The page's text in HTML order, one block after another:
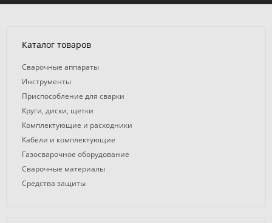
Каталог товаров
Сварочные аппараты
Инструменты
Приспособление для сварки
Круги, диски, щетки
Комплектующие и расходники
Кабели и комплектующие
Газосварочное оборудование
Сварочные материалы
Средства защиты